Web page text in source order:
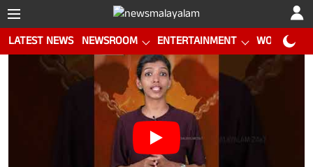
LATEST NEWS NEWSROOM ENTERTAINMENT WORLD CUP